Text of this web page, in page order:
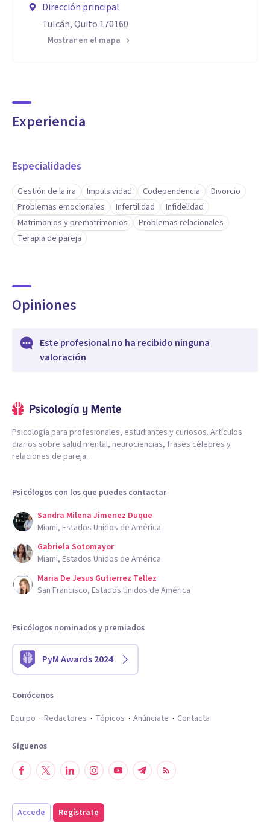
Dirección principal
Tulcán, Quito 170160
Mostrar en el mapa
Experiencia
Especialidades
Gestión de la ira Impulsividad Codependencia
Divorcio
Problemas emocionales
Infertilidad
Infidelidad
Matrimonios y prematrimonios
Problemas relacionales
Terapia de pareja
Opiniones
Este profesional no ha recibido ninguna
valoración
Psicología para profesionales, estudiantes y curiosos. Artículos
diarios sobre salud mental, neurociencias, frases célebres y
relaciones de pareja.
Psicólogos con los que puedes contactar
Sandra Milena Jimenez Duque
Miami, Estados Unidos de América
Gabriela Sotomayor
Miami, Estados Unidos de América
Maria De Jesus Gutierrez Tellez
San Francisco, Estados Unidos de América
Psicólogos nominados y premiados
PyM Awards 2024
Conócenos
Equipo
Redactores Tópicos Anúnciate Contacta
Síguenos
Accede Regístrate